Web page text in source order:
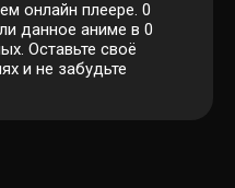
онлайн плеере. 0
данное аниме в 0
Оставьте своё
и не забудьте